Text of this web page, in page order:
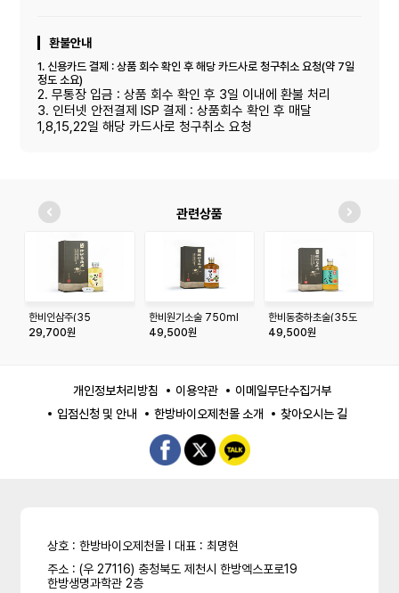
환불안내
1. 신용카드 결제 : 상품 회수 확인 후 해당 카드사로 청구취소 요청(약 7일
정도 소요)
2. 무통장 입금 : 상품 회수 확인 후 3일 이내에 환불 처리
3. 인터넷 안전결제 ISP 결제 : 상품회수 확인 후 매달
1,8,15,22일 해당 카드사로 청구취소 요청
관련상품
한비인삼주(35
도-375ml)
29,700원
한비원기소술 750ml
49,500원
한비동충하초술(35도
_750ml)
49,500원
개인정보처리방침 이용약관
이메일무단수집거부
입점신청 및 안내
한방바이오제천몰 소개 찾아오시는 길
상호 : 한방바이오제천몰 l 대표 : 최명현
주소 : (우 27116) 충청북도 제천시 한방엑스포로19
한방생명과학관 2층